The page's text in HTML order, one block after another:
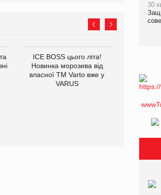
ICE BOSS цього літа!
Новинка морозива від
власної ТМ Varto вже у
VARUS
не
30